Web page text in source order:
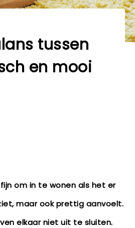
tussen
en mooi
om in te wonen als het er
maar ook prettig aanvoelt.
elkaar niet uit te sluiten.